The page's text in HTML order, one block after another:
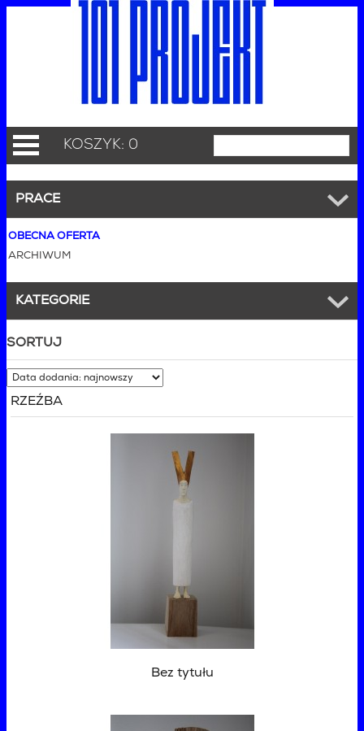
KOSZYK: 0
PRACE
OBECNA OFERTA
ARCHIWUM
KATEGORIE
SORTUJ
RZEŹBA
Bez tytułu